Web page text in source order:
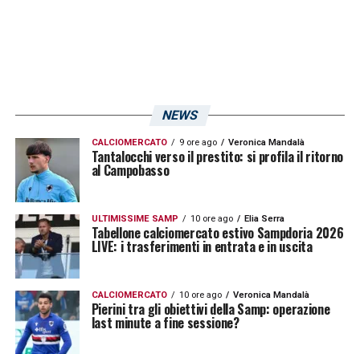
NEWS
CALCIOMERCATO 9 ore ago Veronica Mandalà
Tantalocchi verso il prestito: si profila il ritorno
al Campobasso
ULTIMISSIME SAMP 10 ore ago Elia Serra
Tabellone calciomercato estivo Sampdoria 2026
LIVE: i trasferimenti in entrata e in uscita
CALCIOMERCATO 10 ore ago Veronica Mandalà
Pierini tra gli obiettivi della Samp: operazione
last minute a fine sessione?